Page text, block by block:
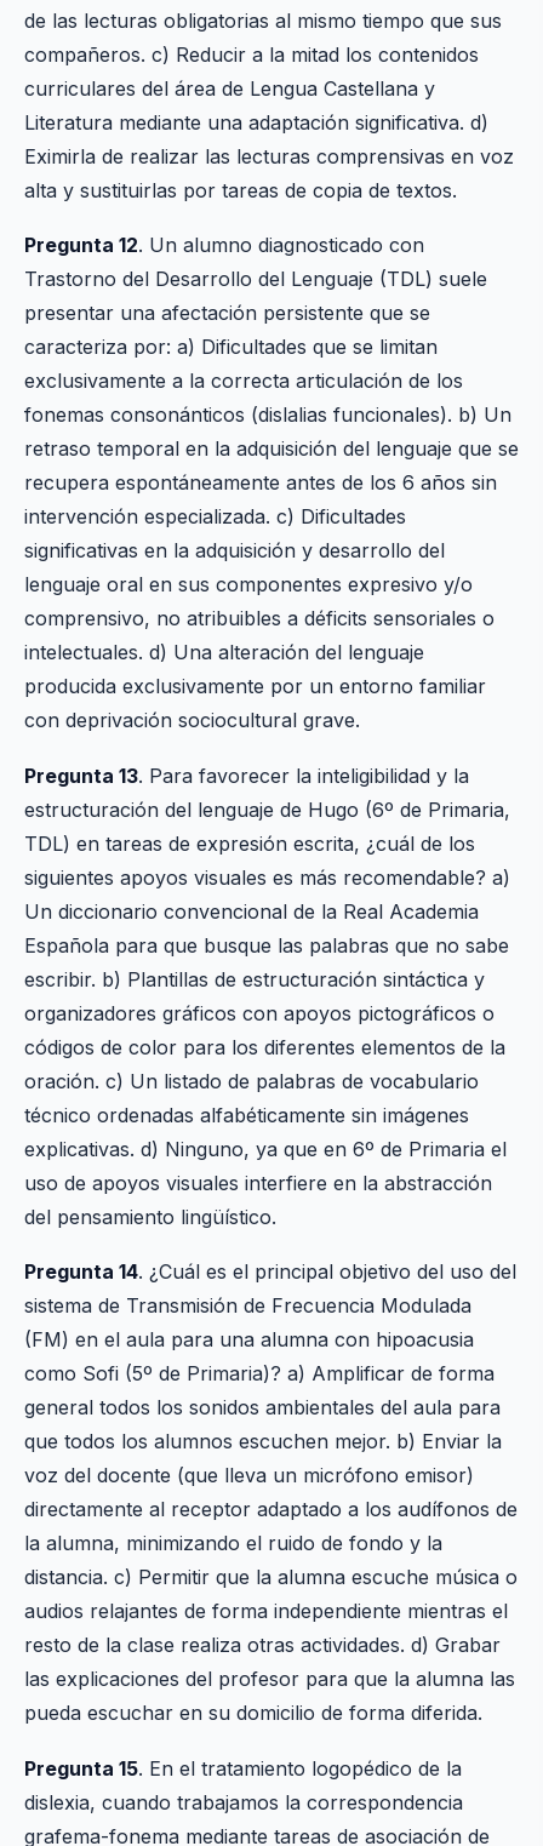
de las lecturas obligatorias al mismo tiempo que sus
compañeros. c) Reducir a la mitad los contenidos
curriculares del área de Lengua Castellana y
Literatura mediante una adaptación significativa. d)
Eximirla de realizar las lecturas comprensivas en voz
alta y sustituirlas por tareas de copia de textos.
Pregunta 12. Un alumno diagnosticado con
Trastorno del Desarrollo del Lenguaje (TDL) suele
presentar una afectación persistente que se
caracteriza por: a) Dificultades que se limitan
exclusivamente a la correcta articulación de los
fonemas consonánticos (dislalias funcionales). b) Un
retraso temporal en la adquisición del lenguaje que se
recupera espontáneamente antes de los 6 años sin
intervención especializada. c) Dificultades
significativas en la adquisición y desarrollo del
lenguaje oral en sus componentes expresivo y/o
comprensivo, no atribuibles a déficits sensoriales o
intelectuales. d) Una alteración del lenguaje
producida exclusivamente por un entorno familiar
con deprivación sociocultural grave.
Pregunta 13. Para favorecer la inteligibilidad y la
estructuración del lenguaje de Hugo (6º de Primaria,
TDL) en tareas de expresión escrita, ¿cuál de los
siguientes apoyos visuales es más recomendable? a)
Un diccionario convencional de la Real Academia
Española para que busque las palabras que no sabe
escribir. b) Plantillas de estructuración sintáctica y
organizadores gráficos con apoyos pictográficos o
códigos de color para los diferentes elementos de la
oración. c) Un listado de palabras de vocabulario
técnico ordenadas alfabéticamente sin imágenes
explicativas. d) Ninguno, ya que en 6º de Primaria el
uso de apoyos visuales interfiere en la abstracción
del pensamiento lingüístico.
Pregunta 14. ¿Cuál es el principal objetivo del uso del
sistema de Transmisión de Frecuencia Modulada
(FM) en el aula para una alumna con hipoacusia
como Sofi (5º de Primaria)? a) Amplificar de forma
general todos los sonidos ambientales del aula para
que todos los alumnos escuchen mejor. b) Enviar la
voz del docente (que lleva un micrófono emisor)
directamente al receptor adaptado a los audífonos de
la alumna, minimizando el ruido de fondo y la
distancia. c) Permitir que la alumna escuche música o
audios relajantes de forma independiente mientras el
resto de la clase realiza otras actividades. d) Grabar
las explicaciones del profesor para que la alumna las
pueda escuchar en su domicilio de forma diferida.
Pregunta 15. En el tratamiento logopédico de la
dislexia, cuando trabajamos la correspondencia
grafema-fonema mediante tareas de asociación de